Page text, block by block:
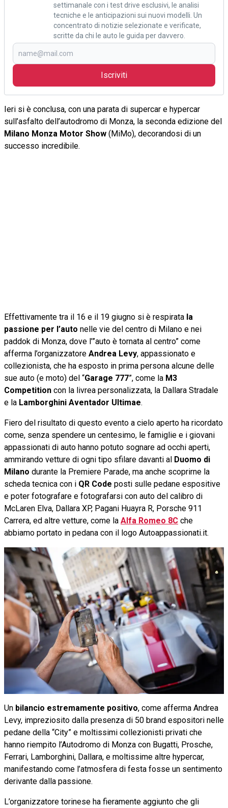
settimanale con i test drive esclusivi, le analisi
tecniche e le anticipazioni sui nuovi modelli. Un
concentrato di notizie selezionate e verificate,
scritte da chi le auto le guida per davvero.
Iscriviti
Ieri si è conclusa, con una parata di supercar e hypercar
sull’asfalto dell’autodromo di Monza, la seconda edizione del
Milano Monza Motor Show (MiMo), decorandosi di un
successo incredibile.
Effettivamente tra il 16 e il 19 giugno si è respirata la
passione per l’auto nelle vie del centro di Milano e nei
paddok di Monza, dove l’”auto è tornata al centro” come
afferma l’organizzatore Andrea Levy, appassionato e
collezionista, che ha esposto in prima persona alcune delle
sue auto (e moto) del “Garage 777”, come la M3
Competition con la livrea personalizzata, la Dallara Stradale
e la Lamborghini Aventador Ultimae.
Fiero del risultato di questo evento a cielo aperto ha ricordato
come, senza spendere un centesimo, le famiglie e i giovani
appassionati di auto hanno potuto sognare ad occhi aperti,
ammirando vetture di ogni tipo sfilare davanti al Duomo di
Milano durante la Premiere Parade, ma anche scoprirne la
scheda tecnica con i QR Code posti sulle pedane espositive
e poter fotografare e fotografarsi con auto del calibro di
McLaren Elva, Dallara XP, Pagani Huayra R, Porsche 911
Carrera, ed altre vetture, come la Alfa Romeo 8C che
abbiamo portato in pedana con il logo Autoappassionati.it.
Un bilancio estremamente positivo, come afferma Andrea
Levy, impreziosito dalla presenza di 50 brand espositori nelle
pedane della “City” e moltissimi collezionisti privati che
hanno riempito l’Autodromo di Monza con Bugatti, Prosche,
Ferrari, Lamborghini, Dallara, e moltissime altre hypercar,
manifestando come l’atmosfera di festa fosse un sentimento
derivante dalla passione.
L’organizzatore torinese ha fieramente aggiunto che gli